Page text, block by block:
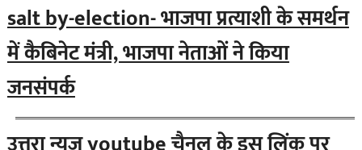
salt by-election- भाजपा प्रत्याशी के समर्थन
में कैबिनेट मंत्री, भाजपा नेताओं ने किया
जनसंपर्क